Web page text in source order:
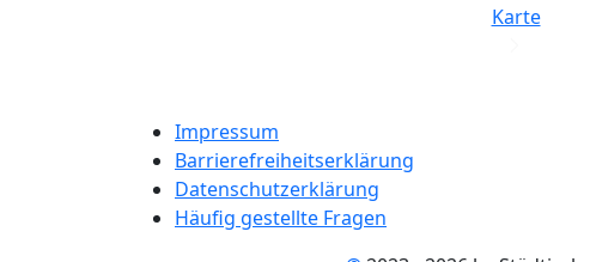
Karte
Impressum
Barrierefreiheitserklärung
Datenschutzerklärung
Häufig gestellte Fragen